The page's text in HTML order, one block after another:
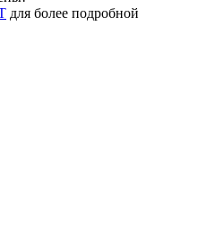
для более подробной